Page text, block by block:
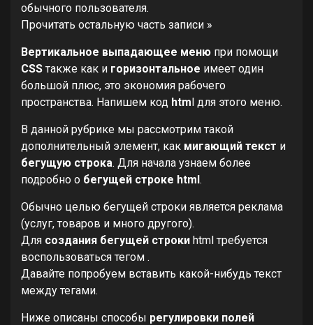
обычного пользователя.
Прочитать остальную часть записи »
Вертикальное выпадающее меню при помощи
CSS также как и горизонтальное имеет один
большой плюс, это экономия рабочего
пространства. Напишем код html для этого меню.
В данной рубрике мы рассмотрим такой
дополнительный элемент, как мигающий текст и
бегущую строка. Для начала узнаем более
подробно о бегущей строке html.
Обычно целью бегущей строки является реклама
(услуг, товаров и много другого).
Для создания бегущей строки html требуется
воспользоваться тегом .
Давайте попробуем вставить какой-нибудь текст
между тегами.
Ниже описаны способы регулировки полей